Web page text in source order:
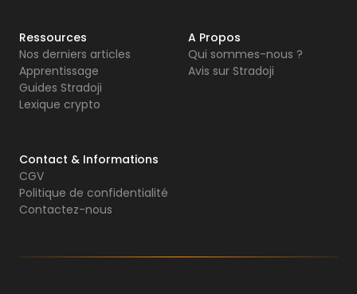
Ressources
Nos derniers articles
Apprentissage
Guides Stradoji
Lexique crypto
A Propos
Qui sommes-nous ?
Avis sur Stradoji
Contact & Informations
CGV
Politique de confidentialité
Contactez-nous